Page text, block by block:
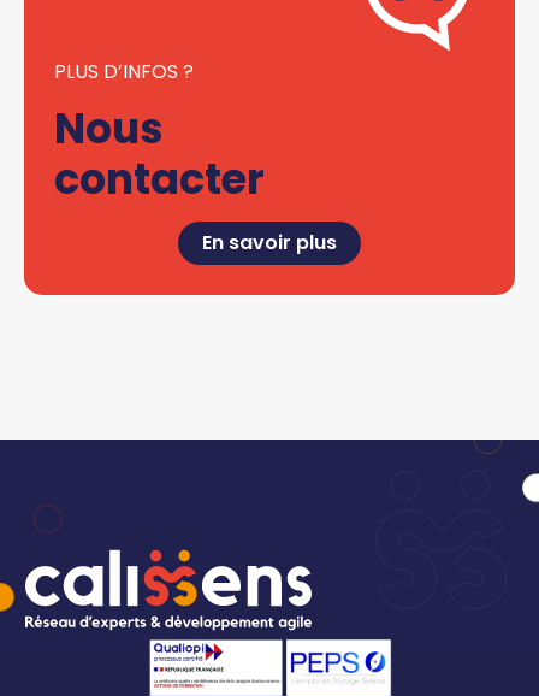
PLUS D’INFOS ?
Nous
contacter
En savoir plus